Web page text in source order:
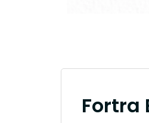
Fortra